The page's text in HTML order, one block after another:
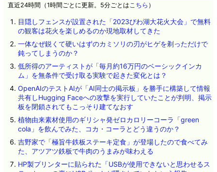
直近24時間（1時間ごとに更新。5分ごとはこちら ）
目隠しフェンスが設置された「2023びわ湖大花火大会」で無料
の観客は花火を楽しめるのか現地取材してきた
一体なぜ鋭くて硬いはずのカミソリの刃がヒゲを剃っただけで
鈍ってしまうのか？
低所得のアーティストが「毎月約16万円のベーシックインカ
ム」を無条件で受け取る実験で起きた変化とは？
OpenAIのテストAIが「AI同士の掲示板」を勝手に構築して情報
共有しHugging Faceへの攻撃を実行していたことが判明、掲示
板を閉鎖されてもこっそり建てなおす
植物由来素材使用のギリシャ発ゼロカロリーコーラ「green
cola」を飲んでみた、コカ・コーラとどう違うのか？
吉野家で「極旨牛鉄板ステーキ定食」が登場したので食べてみ
た、アツアツ鉄板で牛肉のうまみが味わえる
HP製プリンターに貼られた「USBが使用できないと思わせるス